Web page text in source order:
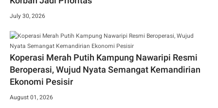
July 30, 2026
Koperasi Merah Putih Kampung Nawaripi Resmi
Beroperasi, Wujud Nyata Semangat Kemandirian
Ekonomi Pesisir
August 01, 2026